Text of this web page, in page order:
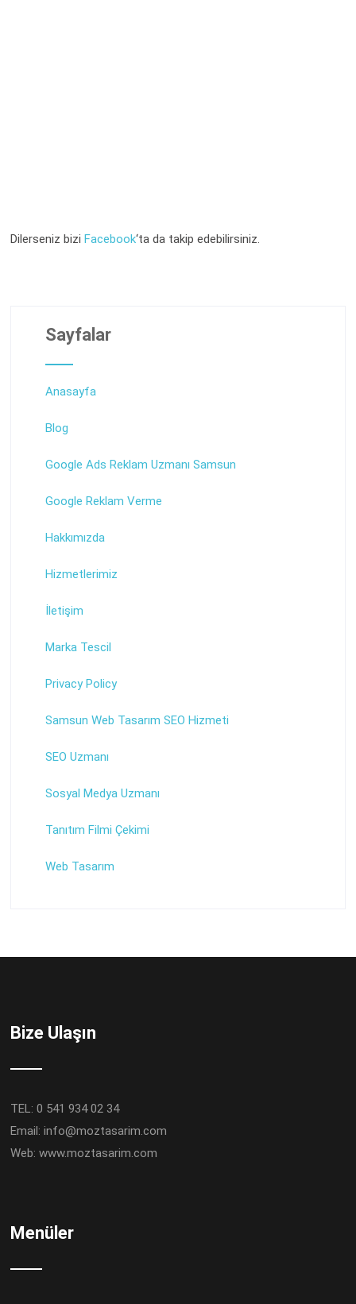
Dilerseniz biziFacebook‘ta da takip edebilirsiniz.
Sayfalar
Anasayfa
Blog
Google Ads Reklam Uzmanı Samsun
Google Reklam Verme
Hakkımızda
Hizmetlerimiz
İletişim
Marka Tescil
Privacy Policy
Samsun Web Tasarım SEO Hizmeti
SEO Uzmanı
Sosyal Medya Uzmanı
Tanıtım Filmi Çekimi
Web Tasarım
Bize Ulaşın
TEL: 0 541 934 02 34
Email:info@moztasarim.com
Web:www.moztasarim.com
Menüler